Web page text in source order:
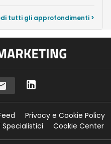
tutti gli approfondimenti >
Privacy e Cookie Policy
Cookie Center